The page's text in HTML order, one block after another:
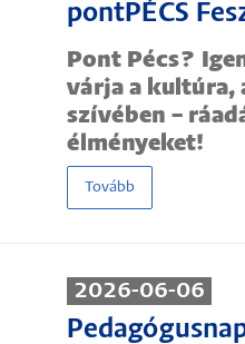
pontPÉCS
Pont Pécs?
várja a kultúra,
szívében –
élményeket!
Tovább
2026-06-06